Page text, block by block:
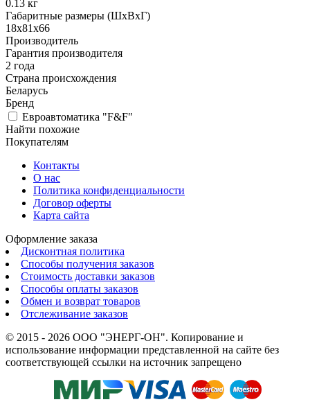
0.13 кг
Габаритные размеры (ШхВхГ)
18х81х66
Производитель
Гарантия производителя
2 года
Страна происхождения
Беларусь
Бренд
Евроавтоматика "F&F"
Найти похожие
Покупателям
Контакты
О нас
Политика конфиденциальности
Договор оферты
Карта сайта
Оформление заказа
Дисконтная политика
Способы получения заказов
Стоимость доставки заказов
Способы оплаты заказов
Обмен и возврат товаров
Отслеживание заказов
© 2015 - 2026 ООО "ЭНЕРГ-ОН". Копирование и
использование информации представленной на сайте без
соответствующей ссылки на источник запрещено